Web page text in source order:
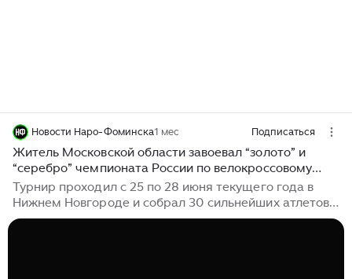
Новости Наро-Фоминска1 мес Подписаться
Житель Московской области завоевал “золото” и
“серебро” чемпионата России по велокроссовому
ориентированию
Турнир проходил с 25 по 28 июня текущего года в
Нижнем Новгороде и собрал 30 сильнейших атлетов
из разных уголков нашей страны. В указанных